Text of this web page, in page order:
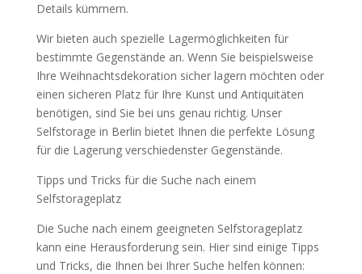
Details kümmern.
Wir bieten auch spezielle Lagermöglichkeiten für
bestimmte Gegenstände an. Wenn Sie beispielsweise
Ihre Weihnachtsdekoration sicher lagern möchten oder
einen sicheren Platz für Ihre Kunst und Antiquitäten
benötigen, sind Sie bei uns genau richtig. Unser
Selfstorage in Berlin bietet Ihnen die perfekte Lösung
für die Lagerung verschiedenster Gegenstände.
Tipps und Tricks für die Suche nach einem
Selfstorageplatz
Die Suche nach einem geeigneten Selfstorageplatz
kann eine Herausforderung sein. Hier sind einige Tipps
und Tricks, die Ihnen bei Ihrer Suche helfen können: